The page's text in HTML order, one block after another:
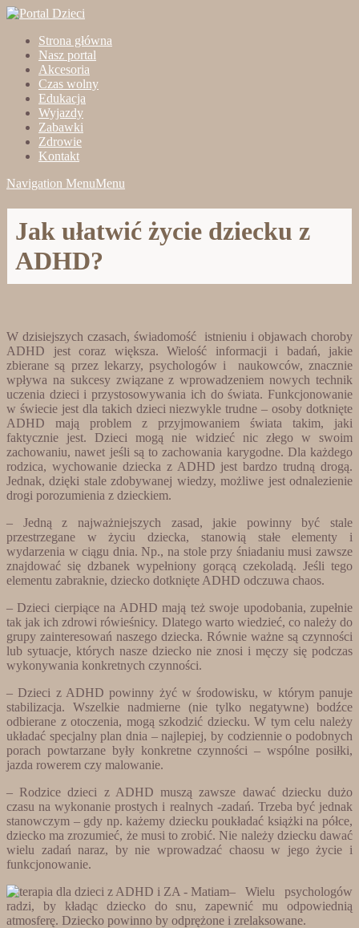
Strona główna
Nasz portal
Akcesoria
Czas wolny
Edukacja
Wyjazdy
Zabawki
Zdrowie
Kontakt
Navigation MenuMenu
Jak ułatwić życie dziecku z
ADHD?
W dzisiejszych czasach, świadomość istnieniu i objawach choroby
ADHD jest coraz większa. Wielość informacji i badań, jakie
zbierane są przez lekarzy, psychologów i naukowców, znacznie
wpływa na sukcesy związane z wprowadzeniem nowych technik
uczenia dzieci i przystosowywania ich do świata. Funkcjonowanie
w świecie jest dla takich dzieci niezwykle trudne – osoby dotknięte
ADHD mają problem z przyjmowaniem świata takim, jaki
faktycznie jest. Dzieci mogą nie widzieć nic złego w swoim
zachowaniu, nawet jeśli są to zachowania karygodne. Dla każdego
rodzica, wychowanie dziecka z ADHD jest bardzo trudną drogą.
Jednak, dzięki stale zdobywanej wiedzy, możliwe jest odnalezienie
drogi porozumienia z dzieckiem.
– Jedną z najważniejszych zasad, jakie powinny być stale
przestrzegane w życiu dziecka, stanowią stałe elementy i
wydarzenia w ciągu dnia. Np., na stole przy śniadaniu musi zawsze
znajdować się dzbanek wypełniony gorącą czekoladą. Jeśli tego
elementu zabraknie, dziecko dotknięte ADHD odczuwa chaos.
– Dzieci cierpiące na ADHD mają też swoje upodobania, zupełnie
tak jak ich zdrowi rówieśnicy. Dlatego warto wiedzieć, co należy do
grupy zainteresowań naszego dziecka. Równie ważne są czynności
lub sytuacje, których nasze dziecko nie znosi i męczy się podczas
wykonywania konkretnych czynności.
– Dzieci z ADHD powinny żyć w środowisku, w którym panuje
stabilizacja. Wszelkie nadmierne (nie tylko negatywne) bodźce
odbierane z otoczenia, mogą szkodzić dziecku. W tym celu należy
układać specjalny plan dnia – najlepiej, by codziennie o podobnych
porach powtarzane były konkretne czynności – wspólne posiłki,
jazda rowerem czy malowanie.
– Rodzice dzieci z ADHD muszą zawsze dawać dziecku dużo
czasu na wykonanie prostych i realnych -zadań. Trzeba być jednak
stanowczym – gdy np. każemy dziecku poukładać książki na półce,
dziecko ma zrozumieć, że musi to zrobić. Nie należy dziecku dawać
wielu zadań naraz, by nie wprowadzać chaosu w jego życie i
funkcjonowanie.
– Wielu psychologów
radzi, by kładąc dziecko do snu, zapewnić mu odpowiednią
atmosferę. Dziecko powinno by odprężone i zrelaksowane.